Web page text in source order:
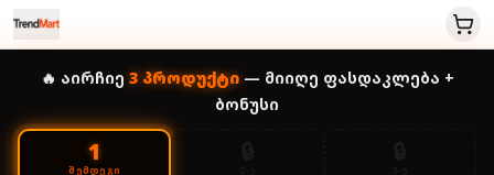
🔥 აირჩიე 3პროდუქტი— მიიღე ფასდაკლება +
ბონუსი
1
ᲨᲔᲛᲓᲔᲒᲘ